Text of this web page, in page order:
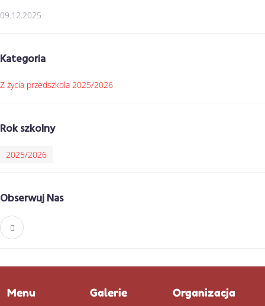
09.12.2025
Kategoria
Z życia przedszkola 2025/2026
Rok szkolny
2025/2026
Obserwuj Nas
Menu Galerie Organizacja